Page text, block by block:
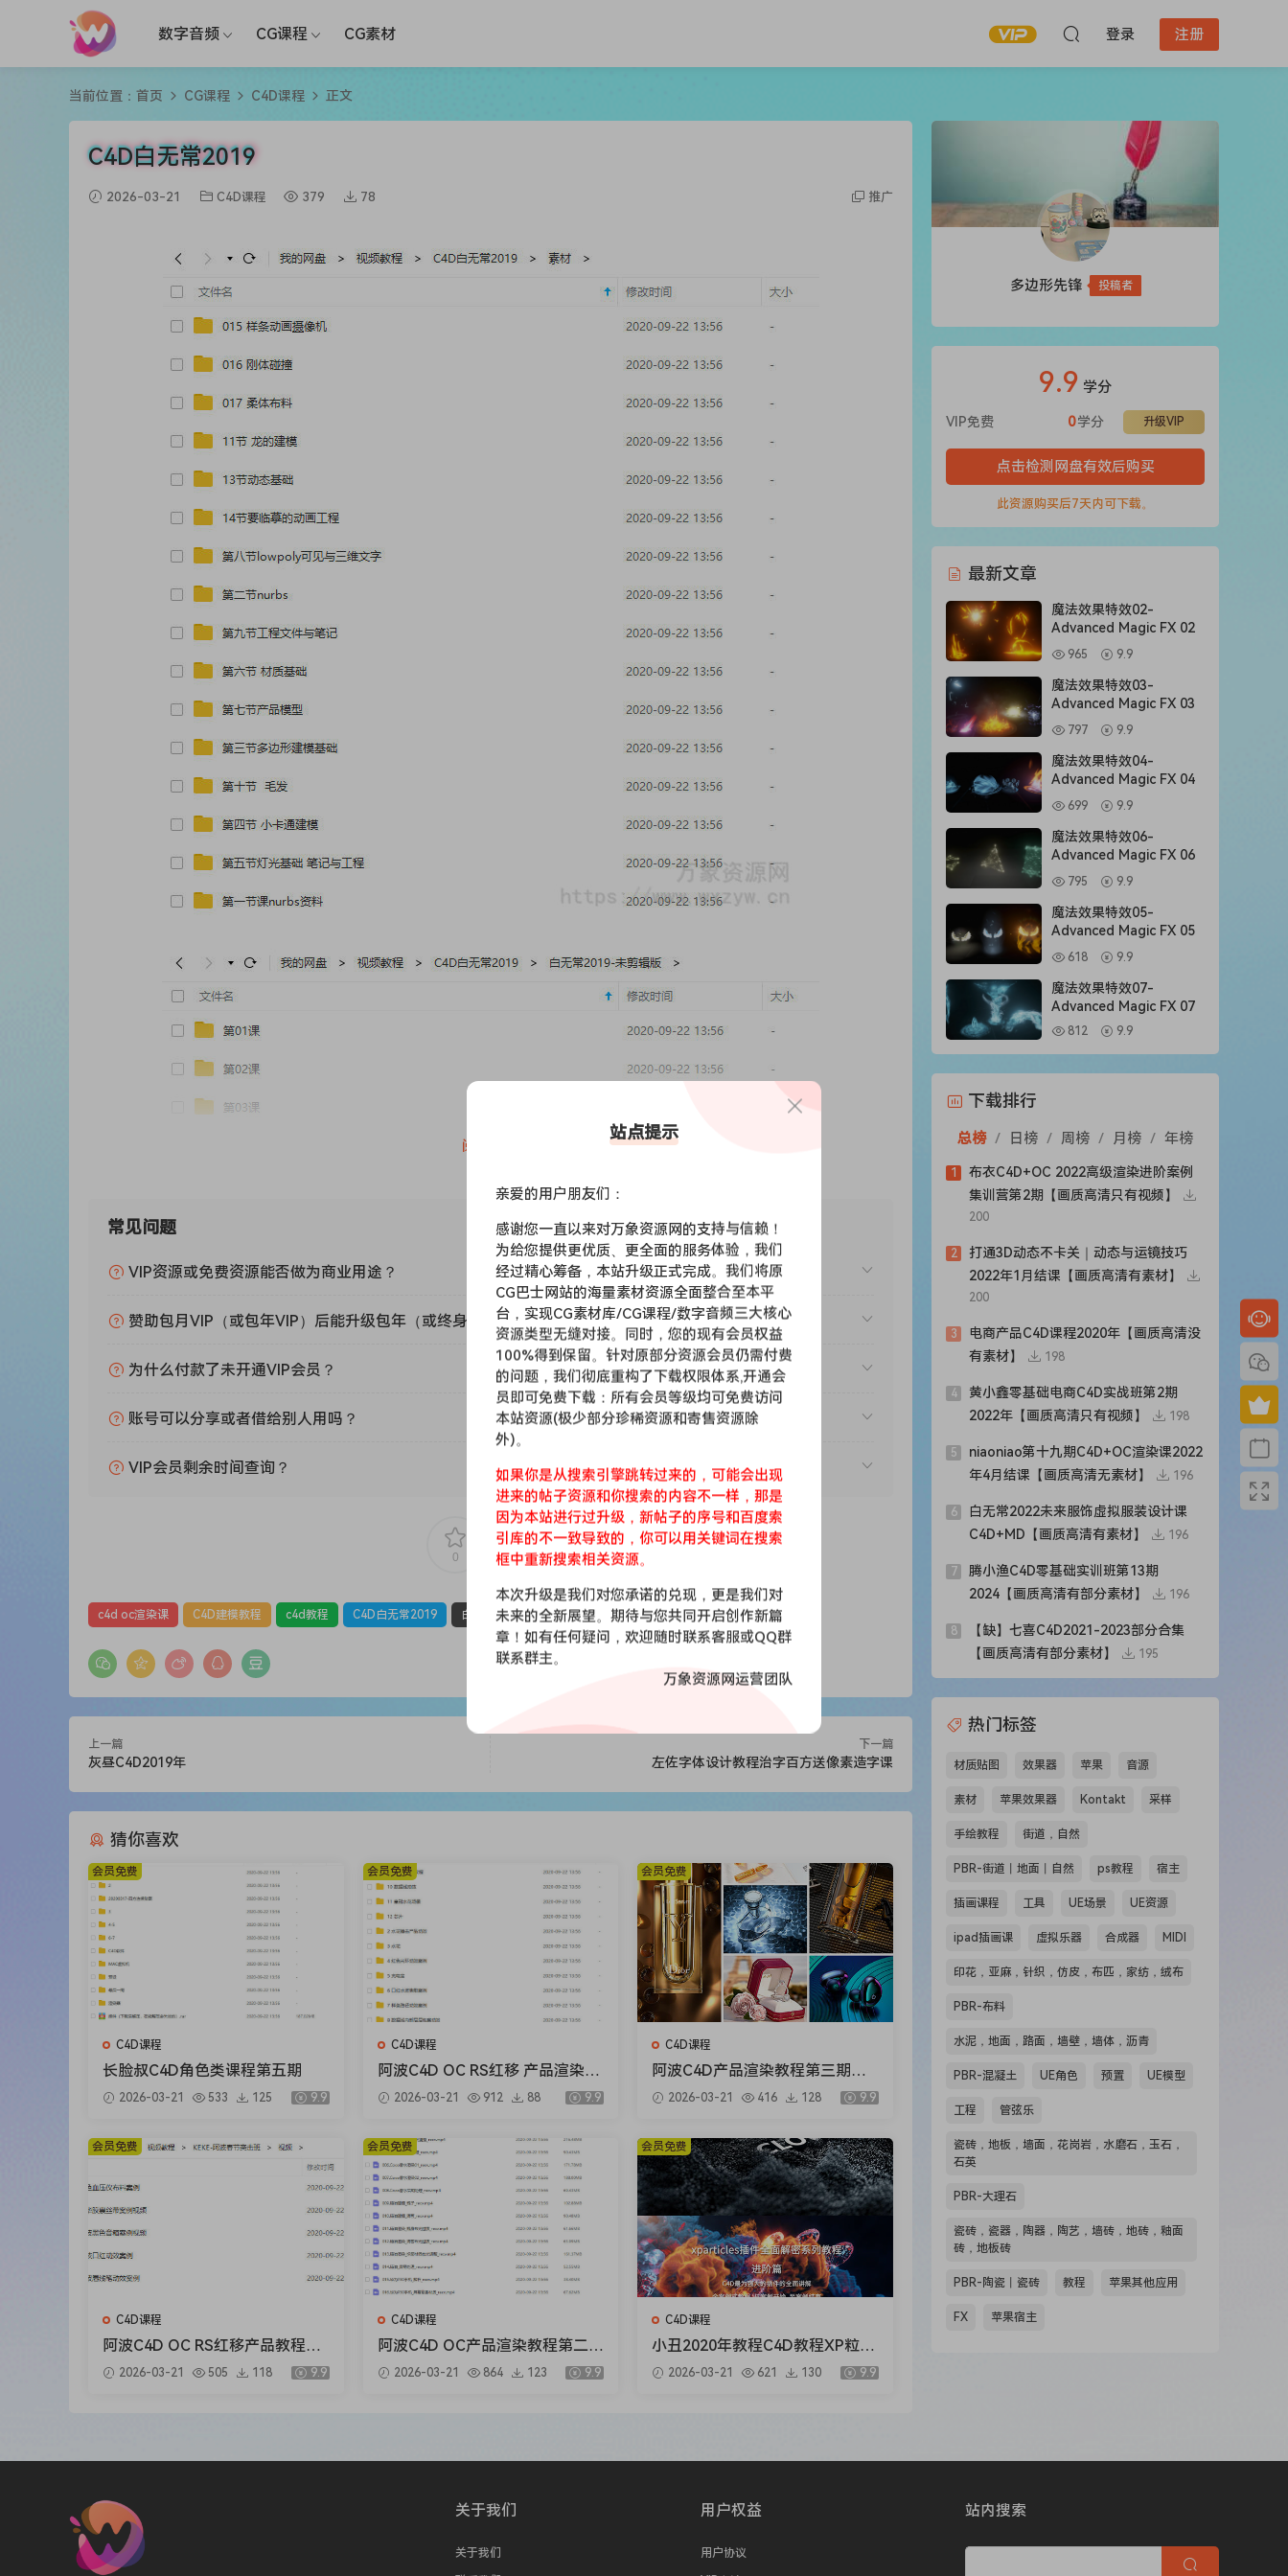
数字音频 CG课程 CG素材 登录 注册
当前位置： 首页 CG课程 C4D课程 正文
C4D白无常2019
2026-03-21 C4D课程 379 78 推广
阅读全文
常见问题
VIP资源或免费资源能否做为商业用途？
赞助包月VIP（或包年VIP）后能升级包年（或终身VIP）吗？
为什么付款了未开通VIP会员？
账号可以分享或者借给别人用吗？
VIP会员剩余时间查询？
0 0
c4d oc渲染课 C4D建模教程 c4d教程 C4D白无常2019 白无常教程
上一篇
灰昼C4D2019年
下一篇
左佐字体设计教程治字百方送像素造字课
猜你喜欢
C4D课程
长脸叔C4D角色类课程第五期
2026-03-21 533 125 9.9
会员免费
C4D课程
阿波C4D OC RS红移 产品渲染教
程第四期 产品加动效高级综合AE
PR
2026-03-21 912 88 9.9
会员免费
C4D课程
阿波C4D产品渲染教程第三期高
级案例 OC RS红移案例式电商产
品渲染
2026-03-21 416 128 9.9
会员免费
C4D课程
阿波C4D OC RS红移产品教程动
效教程春节短期突击班
2026-03-21 505 118 9.9
会员免费
C4D课程
阿波C4D OC产品渲染教程第二期
OC案例式电商渲染 中级初级
2026-03-21 864 123 9.9
会员免费
C4D课程
小丑2020年教程C4D教程XP粒子
教程4.0全面解密系列进阶篇
2026-03-21 621 130 9.9
会员免费
多边形先锋 投稿者
9.9 学分
VIP免费 升级VIP
0学分
点击检测网盘有效后购买
此资源购买后7天内可下载。
最新文章
魔法效果特效02-
Advanced Magic FX 02
965 9.9
魔法效果特效03-
Advanced Magic FX 03
797 9.9
魔法效果特效04-
Advanced Magic FX 04
699 9.9
魔法效果特效06-
Advanced Magic FX 06
795 9.9
魔法效果特效05-
Advanced Magic FX 05
618 9.9
魔法效果特效07-
Advanced Magic FX 07
812 9.9
下载排行
总榜 / 日榜 / 周榜 / 月榜 / 年榜
1
布衣C4D+OC 2022高级渲染进阶案例
集训营第2期【画质高清只有视频】
200
2
打通3D动态不卡关｜动态与运镜技巧
2022年1月结课【画质高清有素材】
200
3
电商产品C4D课程2020年【画质高清没
有素材】
198
4
黄小鑫零基础电商C4D实战班第2期
2022年【画质高清只有视频】
198
5
niaoniao第十九期C4D+OC渲染课2022
年4月结课【画质高清无素材】
196
6
白无常2022未来服饰虚拟服装设计课
C4D+MD【画质高清有素材】
196
7
腾小渔C4D零基础实训班第13期
2024【画质高清有部分素材】
196
8
【缺】七喜C4D2021-2023部分合集
【画质高清有部分素材】
195
热门标签
材质贴图 效果器 苹果 音源
素材 苹果效果器 Kontakt 采样
手绘教程 街道，自然
PBR-街道丨地面丨自然 ps教程 宿主
插画课程 工具 UE场景 UE资源
ipad插画课 虚拟乐器 合成器 MIDI
印花，亚麻，针织，仿皮，布匹，家纺，绒布
PBR-布料
水泥，地面，路面，墙壁，墙体，沥青
PBR-混凝土 UE角色 预置 UE模型
工程 管弦乐
瓷砖，地板，墙面，花岗岩，水磨石，玉石，
石英
PBR-大理石
瓷砖，瓷器，陶器，陶艺，墙砖，地砖，釉面
砖，地板砖
PBR-陶瓷丨瓷砖 教程 苹果其他应用
FX 苹果宿主
关于我们
关于我们
用户权益
用户协议
站内搜索
站点提示
亲爱的用户朋友们：
感谢您一直以来对万象资源网的支持与信赖！
为给您提供更优质、更全面的服务体验，我们
经过精心筹备，本站升级正式完成。我们将原
CG巴士网站的海量素材资源全面整合至本平
台，实现CG素材库/CG课程/数字音频三大核心
资源类型无缝对接。同时，您的现有会员权益
100%得到保留。针对原部分资源会员仍需付费
的问题，我们彻底重构了下载权限体系,开通会
员即可免费下载：所有会员等级均可免费访问
本站资源(极少部分珍稀资源和寄售资源除
外)。
如果你是从搜索引擎跳转过来的，可能会出现
进来的帖子资源和你搜索的内容不一样，那是
因为本站进行过升级，新帖子的序号和百度索
引库的不一致导致的，你可以用关键词在搜索
框中重新搜索相关资源。
本次升级是我们对您承诺的兑现，更是我们对
未来的全新展望。期待与您共同开启创作新篇
章！如有任何疑问，欢迎随时联系客服或QQ群
联系群主。
万象资源网运营团队